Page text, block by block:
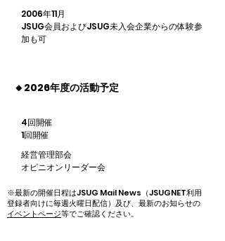
2006年11月
JSUG会員およびJSUG未入会企業からの体験参
加も可
🔸2026年度の活動予定
4回開催
1回開催
経営管理部会
オピニオンリーダー会
※最新の開催日程はJSUG Mail News（JSUGNET利用
登録者向けに毎週火曜日配信）及び、 最新のお知らせの
イベントページ等でご確認ください。